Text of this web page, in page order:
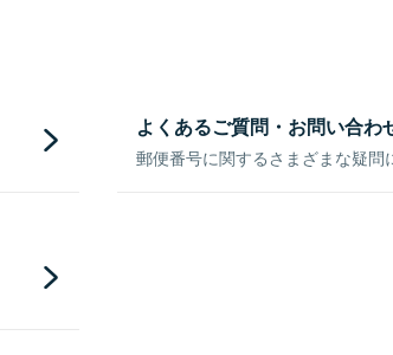
よくあるご質問・お問い合わ
郵便番号に関するさまざまな疑問